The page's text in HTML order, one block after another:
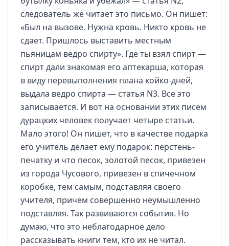
следователь же читает это письмо. Он пишет:
«Был на вызове. Нужна кровь. Никто кровь не
сдает. Пришлось выставить местным
пьяницам ведро спирту». Где ты взял спирт —
спирт дали знакомая его аптекарша, которая
в виду перевыполнения плана койко-дней,
выдала ведро спирта — статья N3. Все это
записывается. И вот на основании этих писем
дурацких человек получает четыре статьи.
Мало этого! Он пишет, что в качестве подарка
его учитель делает ему подарок: перстень-
печатку и что песок, золотой песок, привезен
из города Чусового, привезен в спичечном
коробке, тем самым, подставляя своего
учителя, причем совершенно неумышленно
подставляя. Так развиваются события. Но
думаю, что это неблагодарное дело
рассказывать книги тем, кто их не читал.